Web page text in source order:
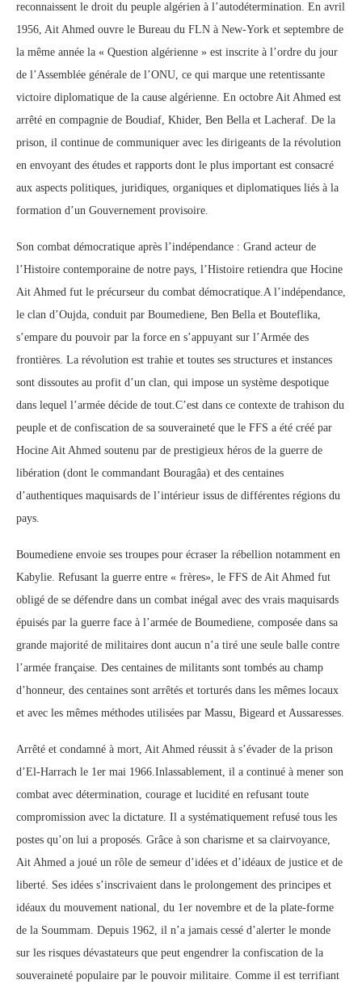
reconnaissent le droit du peuple algérien à l’autodétermination. En avril
1956, Ait Ahmed ouvre le Bureau du FLN à New-York et septembre de
la même année la « Question algérienne » est inscrite à l’ordre du jour
de l’Assemblée générale de l’ONU, ce qui marque une retentissante
victoire diplomatique de la cause algérienne. En octobre Ait Ahmed est
arrêté en compagnie de Boudiaf, Khider, Ben Bella et Lacheraf. De la
prison, il continue de communiquer avec les dirigeants de la révolution
en envoyant des études et rapports dont le plus important est consacré
aux aspects politiques, juridiques, organiques et diplomatiques liés à la
formation d’un Gouvernement provisoire.
Son combat démocratique après l’indépendance : Grand acteur de
l’Histoire contemporaine de notre pays, l’Histoire retiendra que Hocine
Ait Ahmed fut le précurseur du combat démocratique.A l’indépendance,
le clan d’Oujda, conduit par Boumediene, Ben Bella et Bouteflika,
s’empare du pouvoir par la force en s’appuyant sur l’Armée des
frontières. La révolution est trahie et toutes ses structures et instances
sont dissoutes au profit d’un clan, qui impose un système despotique
dans lequel l’armée décide de tout.C’est dans ce contexte de trahison du
peuple et de confiscation de sa souveraineté que le FFS a été créé par
Hocine Ait Ahmed soutenu par de prestigieux héros de la guerre de
libération (dont le commandant Bouragâa) et des centaines
d’authentiques maquisards de l’intérieur issus de différentes régions du
pays.
Boumediene envoie ses troupes pour écraser la rébellion notamment en
Kabylie. Refusant la guerre entre « frères», le FFS de Ait Ahmed fut
obligé de se défendre dans un combat inégal avec des vrais maquisards
épuisés par la guerre face à l’armée de Boumediene, composée dans sa
grande majorité de militaires dont aucun n’a tiré une seule balle contre
l’armée française. Des centaines de militants sont tombés au champ
d’honneur, des centaines sont arrêtés et torturés dans les mêmes locaux
et avec les mêmes méthodes utilisées par Massu, Bigeard et Aussaresses.
Arrêté et condamné à mort, Ait Ahmed réussit à s’évader de la prison
d’El-Harrach le 1er mai 1966.Inlassablement, il a continué à mener son
combat avec détermination, courage et lucidité en refusant toute
compromission avec la dictature. Il a systématiquement refusé tous les
postes qu’on lui a proposés. Grâce à son charisme et sa clairvoyance,
Ait Ahmed a joué un rôle de semeur d’idées et d’idéaux de justice et de
liberté. Ses idées s’inscrivaient dans le prolongement des principes et
idéaux du mouvement national, du 1er novembre et de la plate-forme
de la Soummam. Depuis 1962, il n’a jamais cessé d’alerter le monde
sur les risques dévastateurs que peut engendrer la confiscation de la
souveraineté populaire par le pouvoir militaire. Comme il est terrifiant